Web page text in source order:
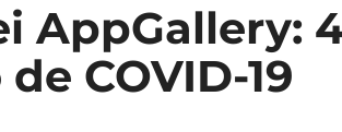
AppGallery:
COVID-19